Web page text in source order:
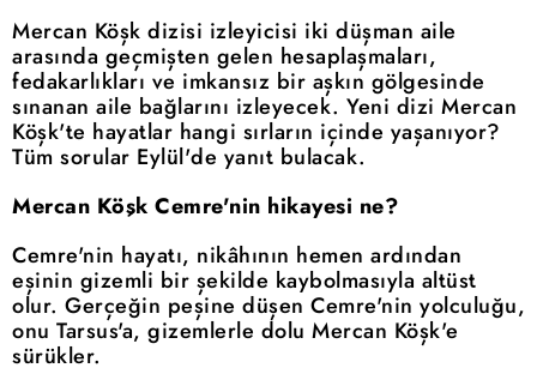
Mercan Köşk dizisi izleyicisi iki düşman aile
arasında geçmişten gelen hesaplaşmaları,
fedakarlıkları ve imkansız bir aşkın gölgesinde
sınanan aile bağlarını izleyecek. Yeni dizi Mercan
Köşk'te hayatlar hangi sırların içinde yaşanıyor?
Tüm sorular Eylül'de yanıt bulacak.
Mercan Köşk Cemre'nin hikayesi ne?
Cemre'nin hayatı, nikâhının hemen ardından
eşinin gizemli bir şekilde kaybolmasıyla altüst
olur. Gerçeğin peşine düşen Cemre'nin yolculuğu,
onu Tarsus'a, gizemlerle dolu Mercan Köşk'e
sürükler.